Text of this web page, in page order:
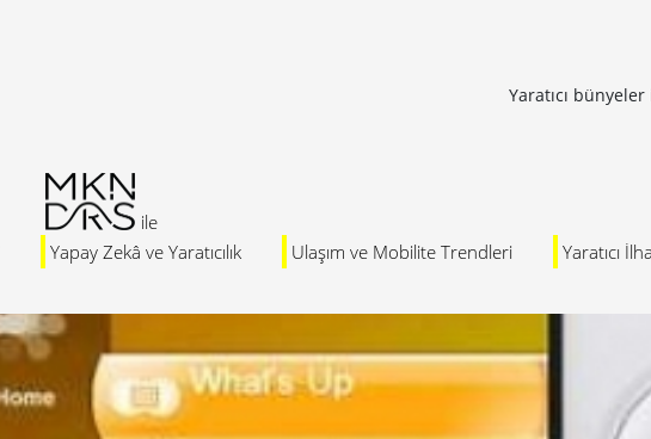
Yaratıcı
Yapay Zekâ ve Yaratıcılık Ulaşım ve Mobilite Trendleri Yaratıcı